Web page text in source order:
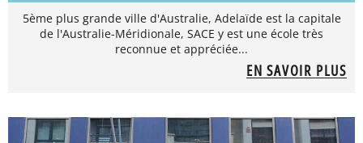
5ème plus grande ville d'Australie, Adelaïde est la capitale
de l'Australie-Méridionale, SACE y est une école très
reconnue et appréciée...
EN SAVOIR PLUS